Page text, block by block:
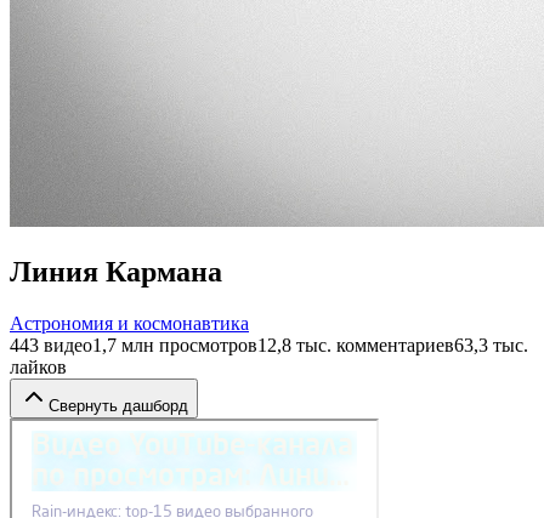
Линия Кармана
Астрономия и космонавтика
443 видео1,7 млн просмотров12,8 тыс. комментариев63,3 тыс.
лайков
Свернуть дашборд